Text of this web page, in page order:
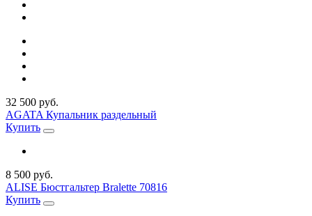
32 500 руб.
AGATA Купальник раздельный
Купить
8 500 руб.
ALISE Бюстгальтер Bralette 70816
Купить